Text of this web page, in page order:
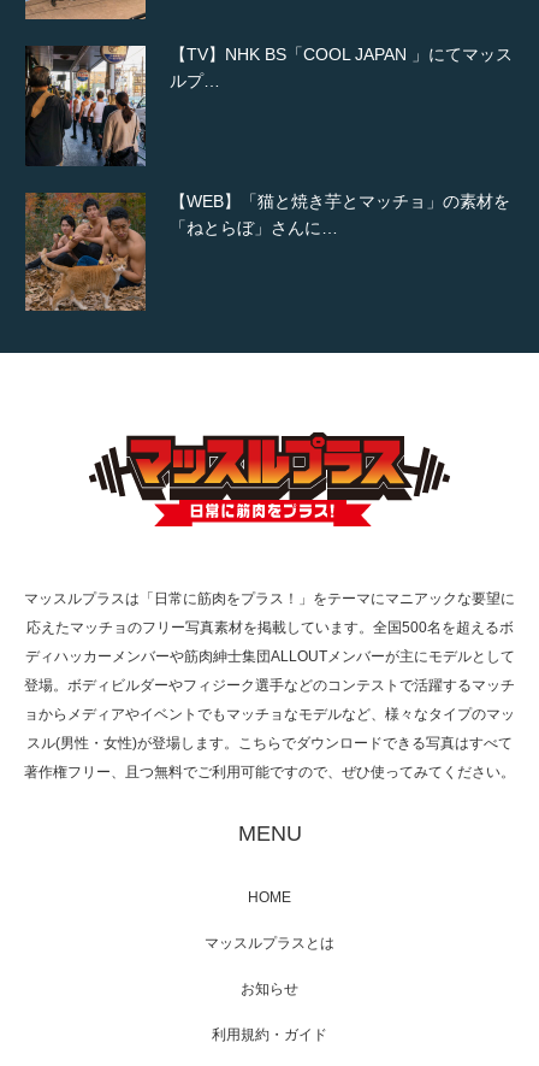
【TV】NHK BS「COOL JAPAN 」にてマッス
ルプ…
【WEB】「猫と焼き芋とマッチョ」の素材を
「ねとらぼ」さんに…
【TV】TBS番組「ひるおび」にてマッスルプ
ラスが紹介されま…
で紹介さ…
映画「黄金泥棒」へマッスルプラスメンバー
マッスルプラスは「日常に筋肉をプラス！」をテーマにマニアックな要望に
応えたマッチョのフリー写真素材を掲載しています。全国500名を超えるボ
ディハッカーメンバーや筋肉紳士集団ALLOUTメンバーが主にモデルとして
登場。ボディビルダーやフィジーク選手などのコンテストで活躍するマッチ
ョからメディアやイベントでもマッチョなモデルなど、様々なタイプのマッ
スル(男性・女性)が登場します。こちらでダウンロードできる写真はすべて
著作権フリー、且つ無料でご利用可能ですので、ぜひ使ってみてください。
MENU
HOME
マッスルプラスとは
お知らせ
利用規約・ガイド